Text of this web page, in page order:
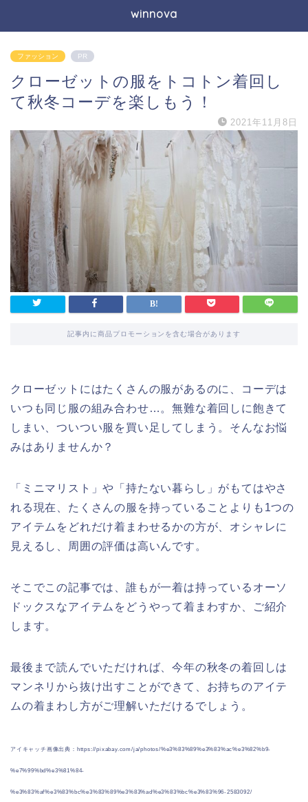
winnova
ファッション PR
クローゼットの服をトコトン着回し
て秋冬コーデを楽しもう！
2021年11月8日
記事内に商品プロモーションを含む場合があります
クローゼットにはたくさんの服があるのに、コーデは
いつも同じ服の組み合わせ…。無難な着回しに飽きて
しまい、ついつい服を買い足してしまう。そんなお悩
みはありませんか？
「ミニマリスト」や「持たない暮らし」がもてはやさ
れる現在、たくさんの服を持っていることよりも1つの
アイテムをどれだけ着まわせるかの方が、オシャレに
見えるし、周囲の評価は高いんです。
そこでこの記事では、誰もが一着は持っているオーソ
ドックスなアイテムをどうやって着まわすか、ご紹介
します。
最後まで読んでいただければ、今年の秋冬の着回しは
マンネリから抜け出すことができて、お持ちのアイテ
ムの着まわし方がご理解いただけるでしょう。
アイキャッチ画像出典：https://pixabay.com/ja/photos/%e3%83%89%e3%83%ac%e3%82%b9-
%e7%99%bd%e3%81%84-
%e3%83%af%e3%83%bc%e3%83%89%e3%83%ad%e3%83%bc%e3%83%96-2583092/